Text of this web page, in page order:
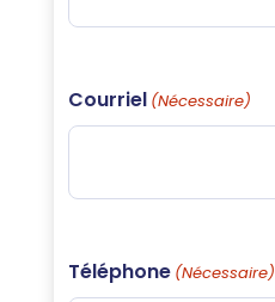
Courriel (Nécessaire)
Téléphone (Nécessaire)